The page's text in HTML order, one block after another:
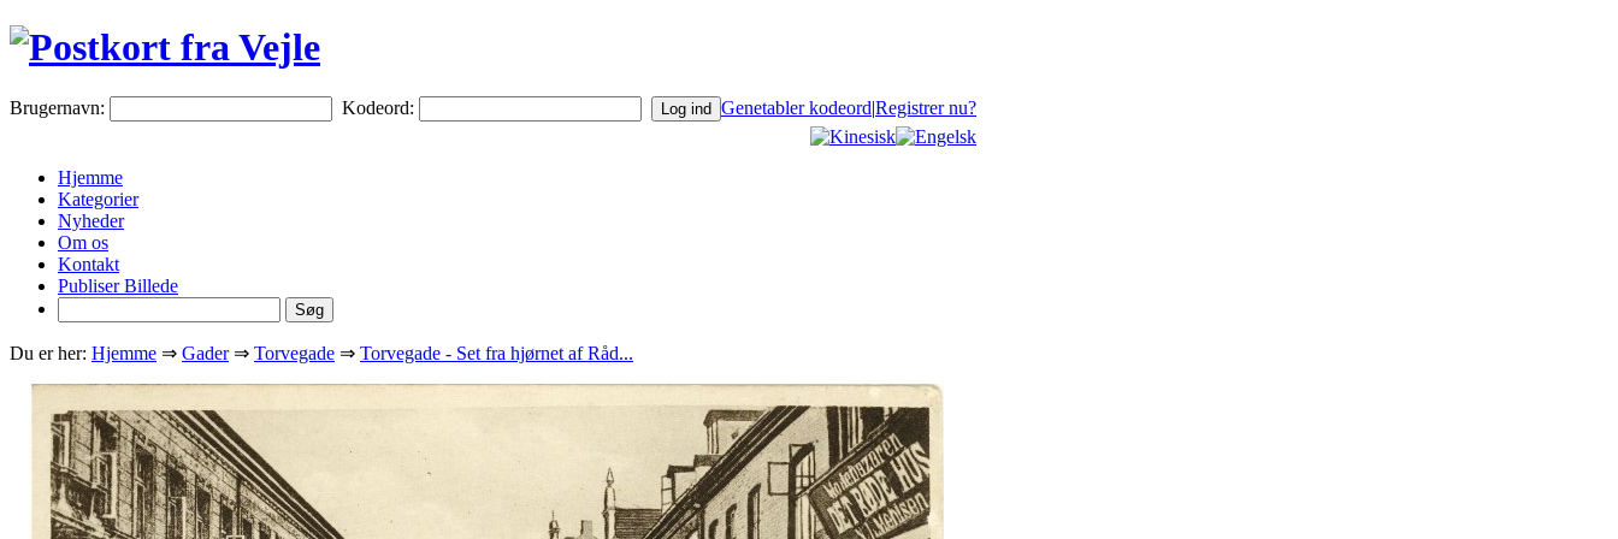
Brugernavn: Kodeord: Genetabler kodeord|Registrer nu?
Hjemme
Kategorier
Nyheder
Om os
Kontakt
Publiser Billede
Du er her: Hjemme ⇒ Gader⇒ Torvegade ⇒ Torvegade - Set fra hjørnet af Råd...